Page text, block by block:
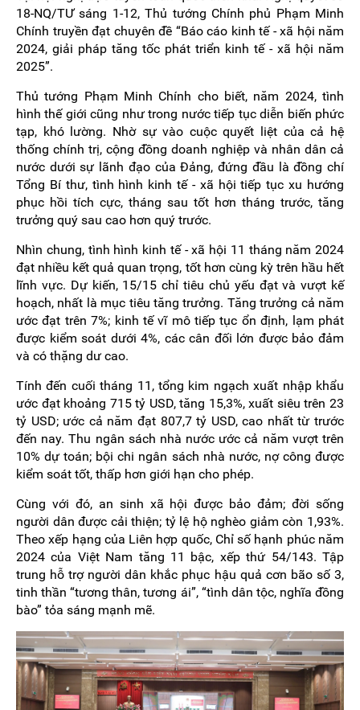
18-NQ/TƯ sáng 1-12, Thủ tướng Chính phủ Phạm Minh
Chính truyền đạt chuyên đề “Báo cáo kinh tế - xã hội năm
2024, giải pháp tăng tốc phát triển kinh tế - xã hội năm
2025”.
Thủ tướng Phạm Minh Chính cho biết, năm 2024, tình
hình thế giới cũng như trong nước tiếp tục diễn biến phức
tạp, khó lường. Nhờ sự vào cuộc quyết liệt của cả hệ
thống chính trị, cộng đồng doanh nghiệp và nhân dân cả
nước dưới sự lãnh đạo của Đảng, đứng đầu là đồng chí
Tổng Bí thư, tình hình kinh tế - xã hội tiếp tục xu hướng
phục hồi tích cực, tháng sau tốt hơn tháng trước, tăng
trưởng quý sau cao hơn quý trước.
Nhìn chung, tình hình kinh tế - xã hội 11 tháng năm 2024
đạt nhiều kết quả quan trọng, tốt hơn cùng kỳ trên hầu hết
lĩnh vực. Dự kiến, 15/15 chỉ tiêu chủ yếu đạt và vượt kế
hoạch, nhất là mục tiêu tăng trưởng. Tăng trưởng cả năm
ước đạt trên 7%; kinh tế vĩ mô tiếp tục ổn định, lạm phát
được kiểm soát dưới 4%, các cân đối lớn được bảo đảm
và có thặng dư cao.
Tính đến cuối tháng 11, tổng kim ngạch xuất nhập khẩu
ước đạt khoảng 715 tỷ USD, tăng 15,3%, xuất siêu trên 23
tỷ USD; ước cả năm đạt 807,7 tỷ USD, cao nhất từ trước
đến nay. Thu ngân sách nhà nước ước cả năm vượt trên
10% dự toán; bội chi ngân sách nhà nước, nợ công được
kiểm soát tốt, thấp hơn giới hạn cho phép.
Cùng với đó, an sinh xã hội được bảo đảm; đời sống
người dân được cải thiện; tỷ lệ hộ nghèo giảm còn 1,93%.
Theo xếp hạng của Liên hợp quốc, Chỉ số hạnh phúc năm
2024 của Việt Nam tăng 11 bậc, xếp thứ 54/143. Tập
trung hỗ trợ người dân khắc phục hậu quả cơn bão số 3,
tinh thần “tương thân, tương ái”, “tình dân tộc, nghĩa đồng
bào” tỏa sáng mạnh mẽ.